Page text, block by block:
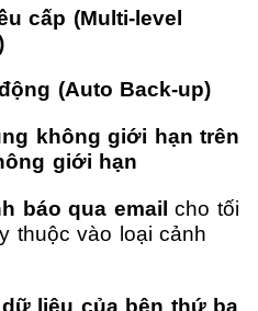
cấp (Multi-level
(Auto Back-up)
không giới hạn trên
giới hạn
báo qua email cho tối
thuộc vào loại cảnh
liệu của bên thứ ba